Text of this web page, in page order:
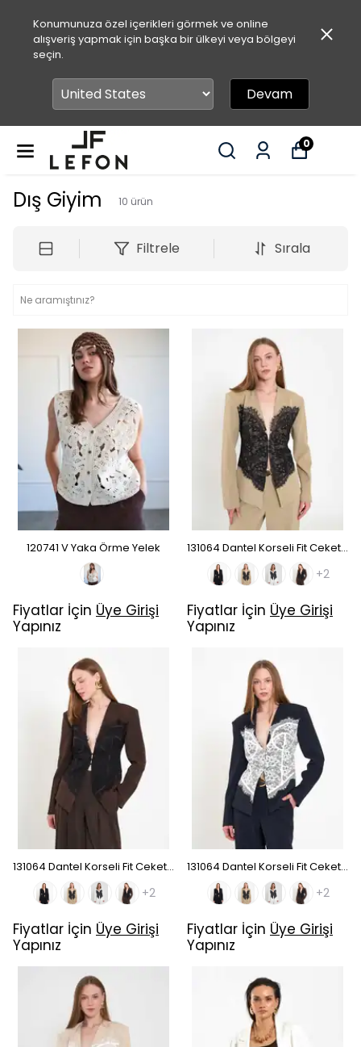
Konumunuza özel içerikleri görmek ve online
alışveriş yapmak için başka bir ülkeyi veya bölgeyi
seçin.
Devam
0
Dış Giyim 10 ürün
Filtrele Sırala
120741 V Yaka Örme Yelek
Fiyatlar İçin Üye Girişi
Yapınız
131064 Dantel Korseli Fit Ceket - Açık Yeşil
+2
Fiyatlar İçin Üye Girişi
Yapınız
131064 Dantel Korseli Fit Ceket - Kahve
+2
Fiyatlar İçin Üye Girişi
Yapınız
131064 Dantel Korseli Fit Ceket - Lacivert
+2
Fiyatlar İçin Üye Girişi
Yapınız